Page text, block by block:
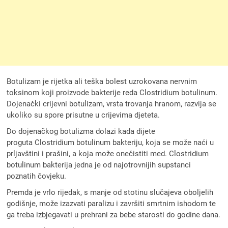
Botulizam je rijetka ali teška bolest uzrokovana nervnim
toksinom koji proizvode bakterije reda Clostridium botulinum.
Dojenački crijevni botulizam, vrsta trovanja hranom, razvija se
ukoliko su spore prisutne u crijevima djeteta.
Do dojenačkog botulizma dolazi kada dijete
proguta Clostridium botulinum bakteriju, koja se može naći u
prljavštini i prašini, a koja može onečistiti med. Clostridium
botulinum bakterija jedna je od najotrovnijih supstanci
poznatih čovjeku.
Premda je vrlo rijedak, s manje od stotinu slučajeva oboljelih
godišnje, može izazvati paralizu i završiti smrtnim ishodom te
ga treba izbjegavati u prehrani za bebe starosti do godine dana.